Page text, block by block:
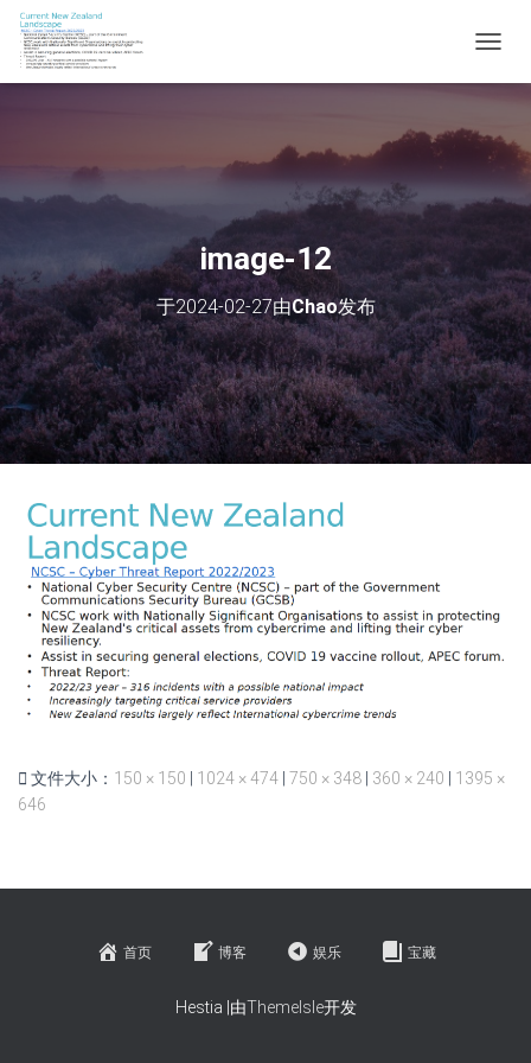
换
image-12
于2024-02-27由Chao发布
文件大小： 150 × 150 | 1024 × 474 | 750 × 348 | 360 × 240 | 1395 ×
646
首页 博客 娱乐 宝藏
Hestia |由ThemeIsle开发